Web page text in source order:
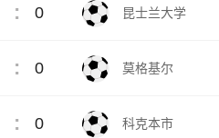
: 0 昆士兰大学
: 0 莫格基尔
: 0 科克本市